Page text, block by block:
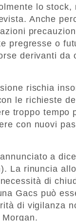
lo stock,
Anche
pregresse o
derivanti da
rischia
le richieste
troppo tempo
con nuovi
a
La rinuncia
di
Gacs può
di vigilanza